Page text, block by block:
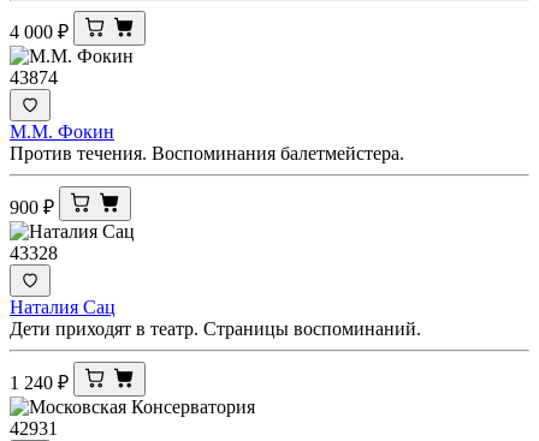
4 000 ₽
43874
М.М. Фокин
Против течения. Воспоминания балетмейстера.
900 ₽
43328
Наталия Сац
Дети приходят в театр. Страницы воспоминаний.
1 240 ₽
42931